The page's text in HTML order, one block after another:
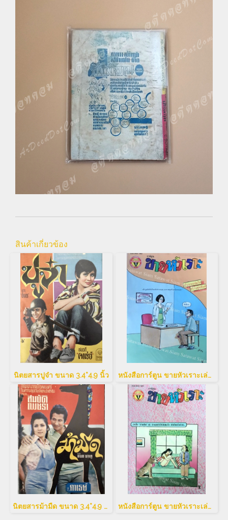
สินค้าเกี่ยวข้อง
นิตยสารปูจ๋า ขนาด 3.4*4.9 นิ้ว หนังสือการ์ตูน ขายหัวเราะเล่มใหญ่
นิตยสารม้ามืด ขนาด 3.4*4.9 นิ้ว หนังสือการ์ตูน ขายหัวเราะเล่มใหญ่